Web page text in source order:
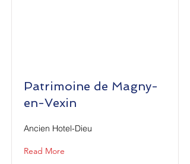
Patrimoine de Magny-
en-Vexin
Ancien Hotel-Dieu
Read More